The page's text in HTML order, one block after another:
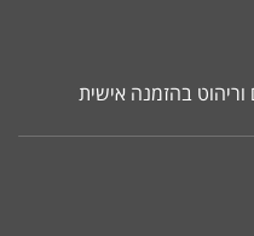
וריהוט בהזמנה אישית